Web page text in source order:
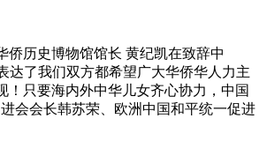
历史博物馆馆长 黄纪凯在致辞中
达了我们双方都希望广大华侨华人力主
只要海内外中华儿女齐心协力，中国
会会长韩苏荣、欧洲中国和平统一促进